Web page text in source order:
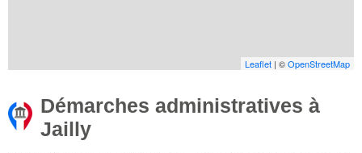
Leaflet | ©OpenStreetMap
Démarches administratives à
Jailly